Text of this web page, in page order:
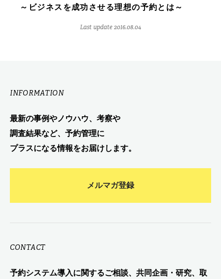
～ビジネスを成功させる理想の予約とは～
Last update 2016.08.04
INFORMATION
最新の事例やノウハウ、考察や
調査結果など、予約管理に
プラスになる情報をお届けします。
メルマガ登録
CONTACT
予約システム導入に関するご相談、共同企画・研究、取